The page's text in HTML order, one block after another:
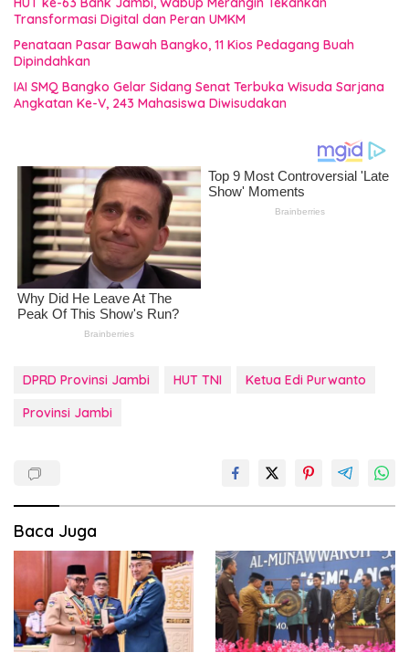
Transformasi Digital dan Peran UMKM
Penataan Pasar Bawah Bangko, 11 Kios Pedagang Buah
Dipindahkan
IAI SMQ Bangko Gelar Sidang Senat Terbuka Wisuda Sarjana
Angkatan Ke-V, 243 Mahasiswa Diwisudakan
DPRD Provinsi Jambi HUT TNI
Ketua Edi Purwanto
Provinsi Jambi
Baca Juga